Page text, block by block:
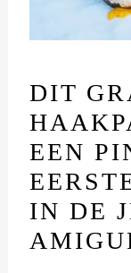
DIT
EEN
IN DE